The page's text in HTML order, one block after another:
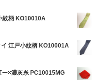
紋柄 KO10010A
江戸小紋柄 KO10001A
ー×濃灰糸 PC10015MG